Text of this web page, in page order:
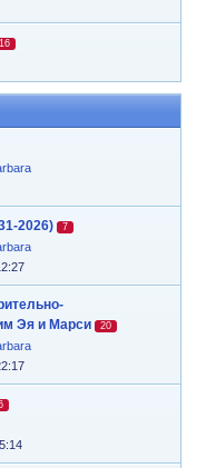
16
2026) 7
Эя и Марси
20